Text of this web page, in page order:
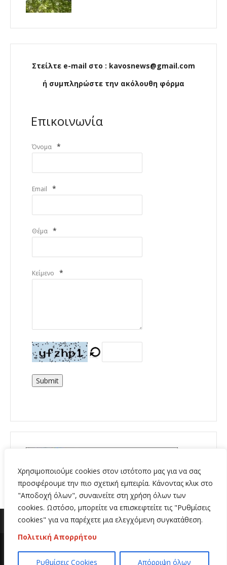
Χρησιμοποιούμε cookies στον ιστότοπο μας για να σας
προσφέρουμε την πιο σχετική εμπειρία. Κάνοντας κλικ στο
"Αποδοχή όλων", συναινείτε στη χρήση όλων των
cookies. Ωστόσο, μπορείτε να επισκεφτείτε τις "Ρυθμίσεις
cookies" για να παρέχετε μια ελεγχόμενη συγκατάθεση.
Πολιτική Απορρήτου
Ρυθμίσεις Cookies Απόρριψη όλων
Στείλτε e-mail στο : kavosnews@gmail.com
ή συμπληρώστε την ακόλουθη φόρμα
Επικοινωνία
Όνομα *
Email *
Θέμα *
Κείμενο *
Submit
Copyright 2020 | All Rights Reserved | Κατασκευή